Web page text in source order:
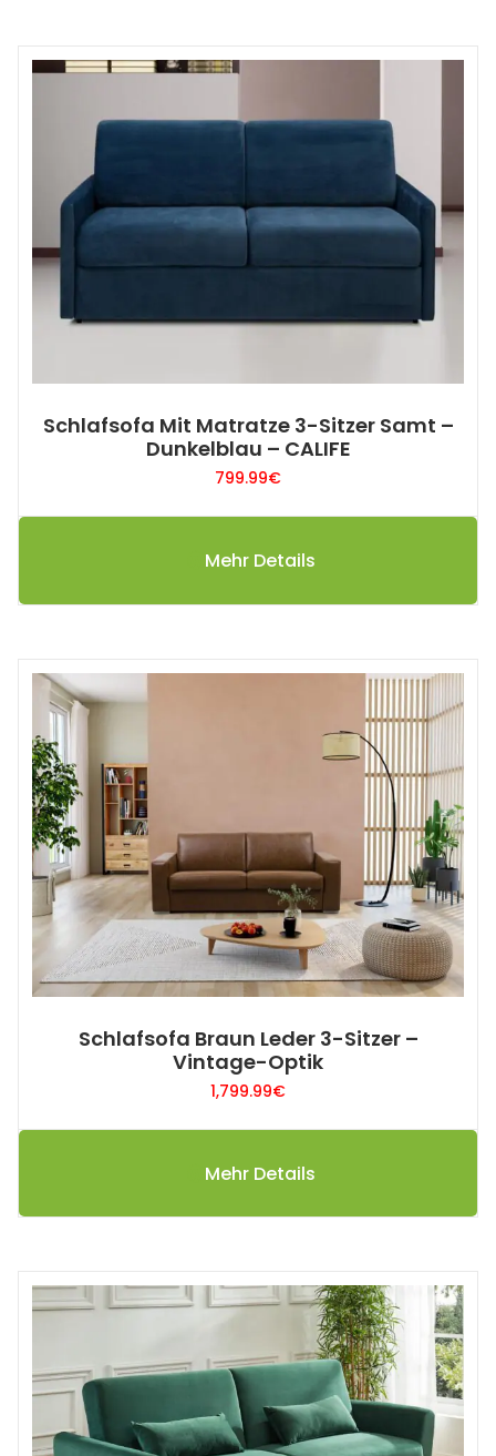
Schlafsofa Mit Matratze 3-Sitzer Samt –
Dunkelblau – CALIFE
799.99€
Mehr Details
Schlafsofa Braun Leder 3-Sitzer –
Vintage-Optik
1,799.99€
Mehr Details